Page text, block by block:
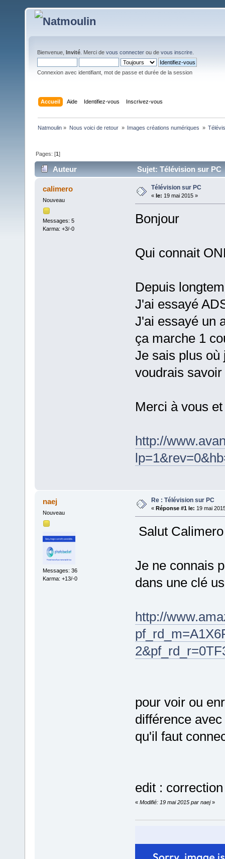
Bienvenue, Invité . Merci de vous connecter ou de vous inscrire
Connexion avec identifiant, mot de passe et durée de la session
Accueil Aide Identifiez-vous Inscrivez-vous
Natmoulin » Nous voici de retour » Images créations numériques »
Pages: [1]
Auteur Sujet: Télévision sur PC
calimero
Nouveau
Messages: 5
Karma: +3/-0
Télévision sur PC
« le: 19 mai 2015 »
Bonjour
Qui connait
Depuis
J'ai essayé
J'ai essayé un
ça marche 1
Je sais plus où
voudrais
Merci à vous
http://
naej
Nouveau
Messages: 36
Karma: +13/-0
Re : Télévision sur PC
« Réponse #1 le: 19 mai
Salut Calimero
Je ne connais
dans une clé
http://
pour voir ou
différence
qu'il faut
edit :
« Modifié: 19 mai 2015 par naej»